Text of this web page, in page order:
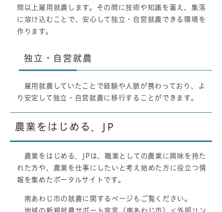
間以上雇用就農します。その間に技術や知識を蓄え、集落
に溶け込むことで、安心して独立・自営就農できる環境を
作ります。
独立・自営就農
雇用就農していたことで経験や人脈が携わっており、よ
り安定して独立・自営就農に移行することができます。
農業をはじめる．JP
農業をはじめる．JPは、職業としての農業に興味を持た
れた方や、農業を仕事にしたいと考え始めた方に役立つ情
報を集めたポータルサイトです。
南あわじ市の就農に関するページもご覧ください。
地域の新規就農サポート宣言（南あわじ市）
＜外部リン